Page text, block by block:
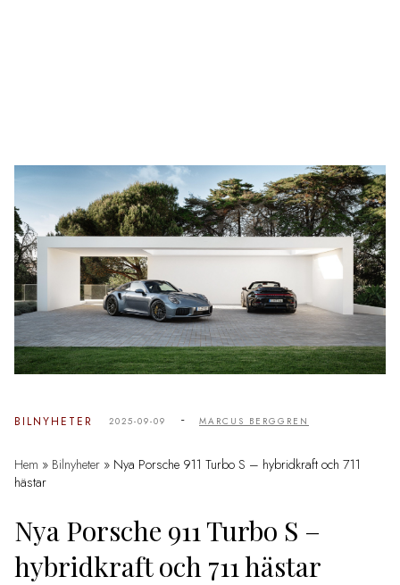
BILNYHETER 2025-09-09 - MARCUS BERGGREN
Hem » Bilnyheter » Nya Porsche 911 Turbo S – hybridkraft och 711
hästar
Nya Porsche 911 Turbo S –
hybridkraft och 711 hästar